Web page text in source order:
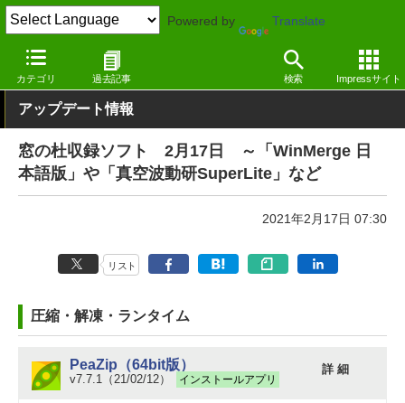
Powered by Translate
カテゴリ 過去記事 検索 Impressサイト
窓の杜 その他の話題 アップデート
アップデート情報
窓の杜収録ソフト 2月17日 ～「WinMerge 日
本語版」や「真空波動研SuperLite」など
2021年2月17日 07:30
リスト
圧縮・解凍・ランタイム
PeaZip（64bit版）
v7.7.1（21/02/12） インストールアプリ
詳 細